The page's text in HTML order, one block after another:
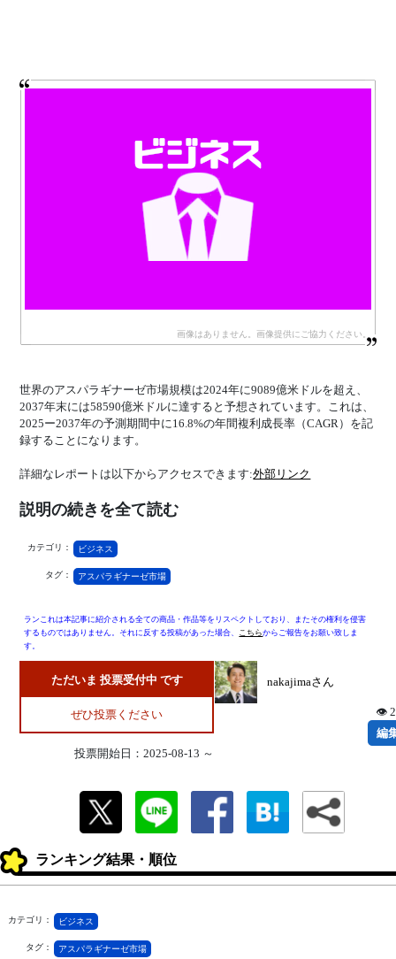
世界のアスパラギナーゼ市場規模は2024年に9089億米ドルを超え、
2037年末には58590億米ドルに達すると予想されています。これは、
2025ー2037年の予測期間中に16.8%の年間複利成長率（CAGR）を記
録することになります。
詳細なレポートは以下からアクセスできます:外部リンク
説明の続きを全て読む
カテゴリ： ビジネス
タグ： アスパラギナーゼ市場
ランこれは本記事に紹介される全ての商品・作品等をリスペクトしており、またその権利を侵害
するものではありません。それに反する投稿があった場合、 こちらからご報告をお願い致しま
す。
ただいま 投票受付中 です
ぜひ投票ください
投票開始日：2025-08-13 ～
nakajimaさん
👁
編
ランキング結果・順位
カテゴリ： ビジネス
タグ： アスパラギナーゼ市場